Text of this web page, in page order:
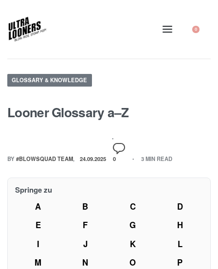
0
GLOSSARY & KNOWLEDGE
Looner Glossary a–Z
BY #BLOWSQUAD TEAM 24.09.2025 0 3 MIN READ
Springe zu
A B C
D
E
F G
H
I
J K
L
M
N O
P